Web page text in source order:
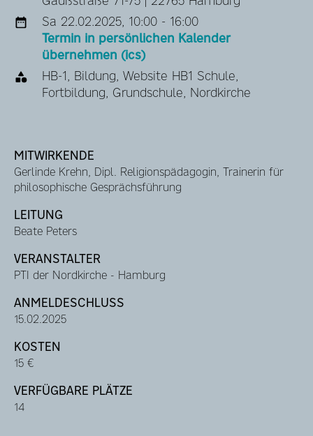
Sa 22.02.2025, 10:00 - 16:00
Termin in persönlichen Kalender
übernehmen (ics)
HB-1, Bildung, Website HB1 Schule,
Fortbildung, Grundschule, Nordkirche
MITWIRKENDE
Gerlinde Krehn, Dipl. Religionspädagogin, Trainerin für
philosophische Gesprächsführung
LEITUNG
Beate Peters
VERANSTALTER
PTI der Nordkirche - Hamburg
ANMELDESCHLUSS
15.02.2025
KOSTEN
15 €
VERFÜGBARE PLÄTZE
14